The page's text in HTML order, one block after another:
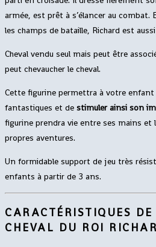
armée, est prêt à s’élancer au combat.
les champs de bataille, Richard est
Cheval vendu seul mais peut être
peut chevaucher le cheval.
Cette figurine permettra à votre enfant
fantastiques et de stimuler ainsi son
figurine prendra vie entre ses mains et
propres aventures.
Un formidable support de jeu très
enfants à partir de 3 ans.
CARACTÉRISTIQUES
CHEVAL DU ROI